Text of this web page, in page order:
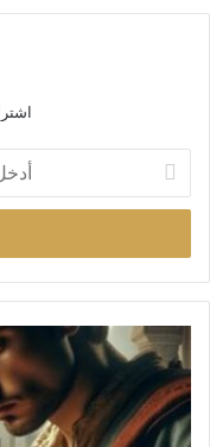
خ
ب
ر
ك
ا
ل
إ